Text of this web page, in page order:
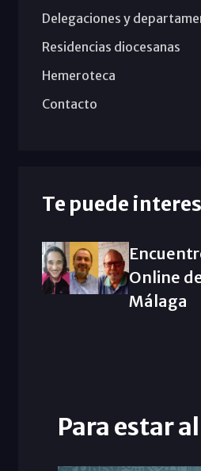
Delegaciones y
Residencias diocesanas
Hemeroteca
Contacto
Te puede
Online
Málaga
Para estar